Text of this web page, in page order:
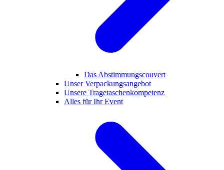
Das Abstimmungscouvert
Unser Verpackungsangebot
Unsere Tragetaschenkompetenz
Alles für Ihr Event